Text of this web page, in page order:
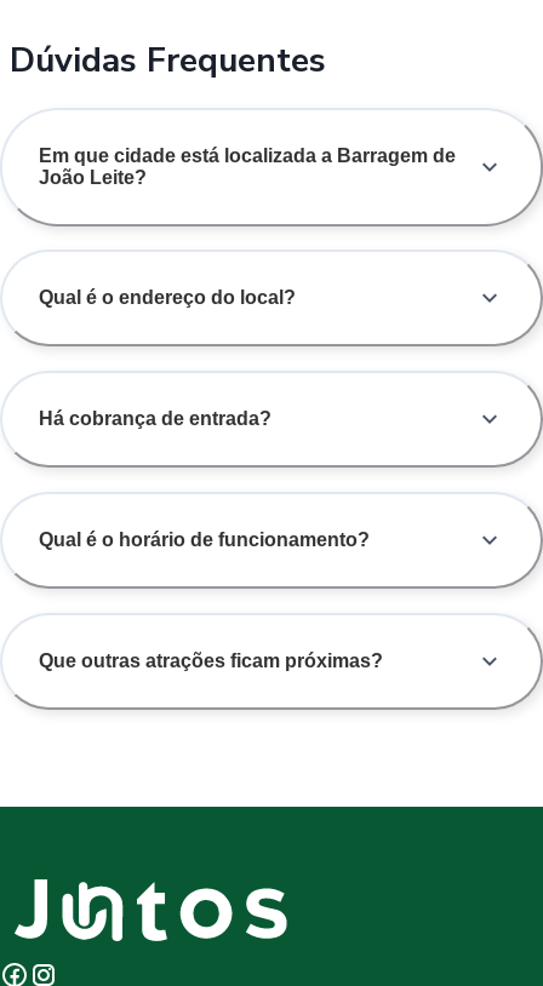
Dúvidas Frequentes
Em que cidade está localizada a Barragem de
João Leite?
Qual é o endereço do local?
Há cobrança de entrada?
Qual é o horário de funcionamento?
Que outras atrações ficam próximas?